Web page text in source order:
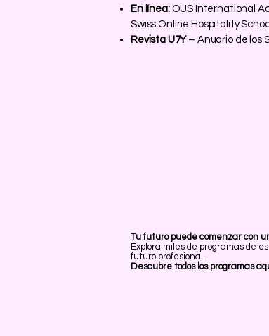
En línea:OUS International
Swiss Online Hospitality
Revista U7Y– Anuario de los
Tu futuro puede comenzar con
Explora miles de programas de
futuro profesional.
Descubre todos los programas